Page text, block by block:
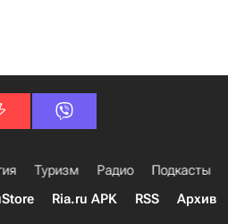
Туризм Радио Подкасты
Ria.ru APK RSS Архив